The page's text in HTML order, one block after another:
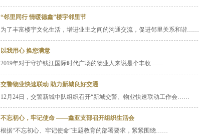
“邻里同行 情暖德鑫”楼宇邻里节
为了丰富楼宇文化生活，增进业主之间的沟通交流，促进邻里关系和谐……
以我用心 换您满意
2019年对于守护钱江国际时代广场的物业人来说是个丰收……
交警物业快速联动 助力新城良好交通
12月24日，交警新城中队组织召开“新城交警、物业快速联动工作会……
不忘初心，牢记使命 ——鑫亚支部召开组织生活会
根据“不忘初心、牢记使命”主题教育的部署要求，紧紧围绕……